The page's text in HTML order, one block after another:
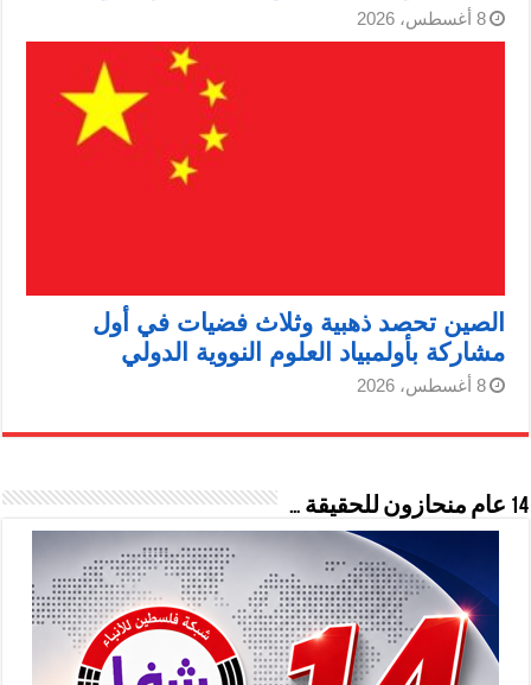
8 أغسطس، 2026
الصين تحصد ذهبية وثلاث فضيات في أول
مشاركة بأولمبياد العلوم النووية الدولي
8 أغسطس، 2026
14 عام منحازون للحقيقة …